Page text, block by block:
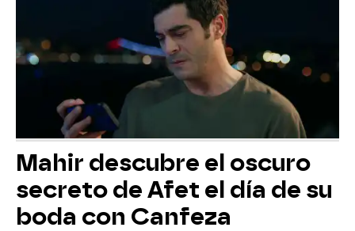
Mahir descubre el oscuro
secreto de Afet el día de su
boda con Canfeza